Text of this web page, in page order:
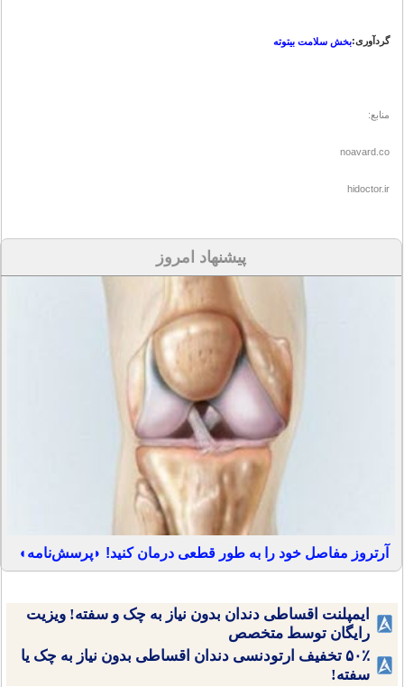
گردآوری:بخش سلامت بیتوته
منابع:
noavard.co
hidoctor.ir
پیشنهاد امروز
آرتروز مفاصل خود را به طور قطعی درمان کنید! ◗پرسش‌نامه◖
ایمپلنت اقساطی دندان بدون نیاز به چک و سفته! ویزیت
رایگان توسط متخصص
۵۰٪ تخفیف ارتودنسی دندان اقساطی بدون نیاز به چک یا
سفته!